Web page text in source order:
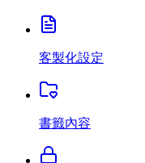
客製化設定
書籤內容